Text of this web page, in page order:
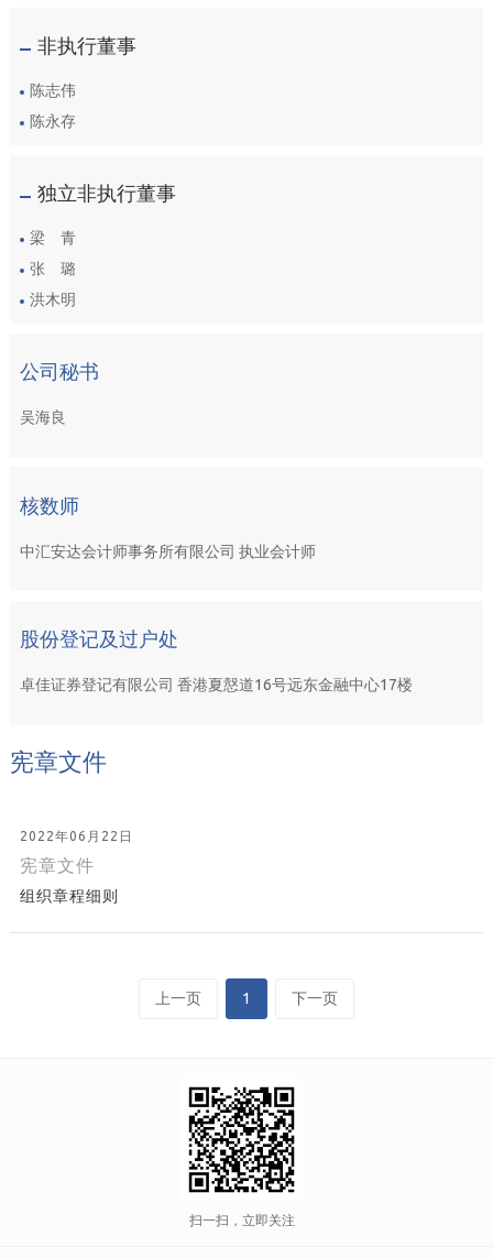
非执行董事
陈志伟
陈永存
独立非执行董事
梁 青
张 璐
洪木明
公司秘书
吴海良
核数师
中汇安达会计师事务所有限公司 执业会计师
股份登记及过户处
卓佳证券登记有限公司 香港夏慤道16号远东金融中心17楼
宪章文件
2022年06月22日
宪章文件
组织章程细则
上一页 1 下一页
扫一扫，立即关注